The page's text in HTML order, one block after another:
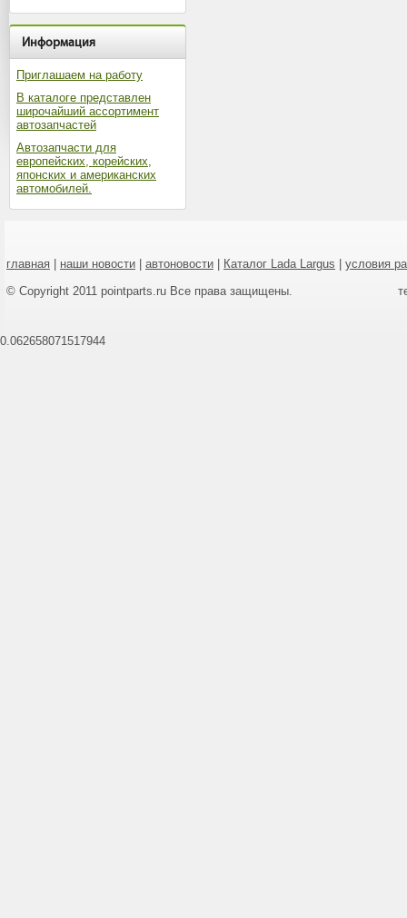
Информация
Приглашаем на работу
В каталоге представлен
широчайший ассортимент
автозапчастей
Автозапчасти для
европейских, корейских,
японских и американских
автомобилей.
главная наши новости автоновости Каталог Lada Largus
условия
© Copyright 2011 pointparts.ru Все права защищены.
0.062658071517944